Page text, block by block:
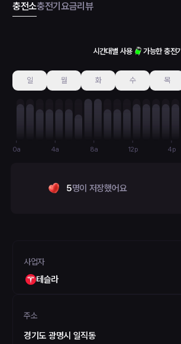
충전소충전기요금리뷰
시간대별 사용 가능한 충전기
일 월 화 수 목
0a 4a 8a 12p 4p
5명이 저장했어요
사업자
테슬라
주소
경기도 광명시 일직동